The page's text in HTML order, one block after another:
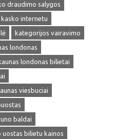
draudimo salygos
kasko internetu
kategorijos vairavimo
londonas
londonas bilietai
viesbuciai
baldai
uostas bilietu kainos